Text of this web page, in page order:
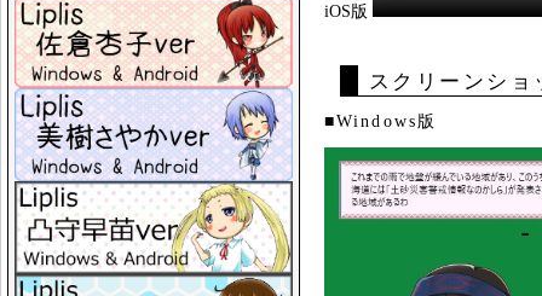
iOS版
スクリーンショ
■Windows版